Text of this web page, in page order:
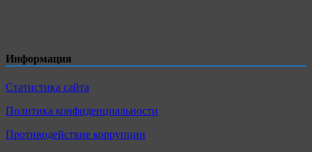
Информация
Статистика сайта
Политика конфиденциальности
Противодействие коррупции